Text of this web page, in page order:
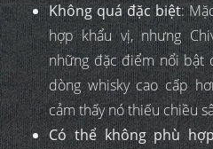
Không quá đặc biệt:
hợp khẩu vị, nhưng
những đặc điểm nổi bật
dòng whisky cao cấp
cảm thấy nó thiếu chiều
Có thể không phù